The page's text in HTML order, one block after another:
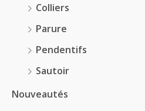
Colliers
Parure
Pendentifs
Sautoir
Nouveautés